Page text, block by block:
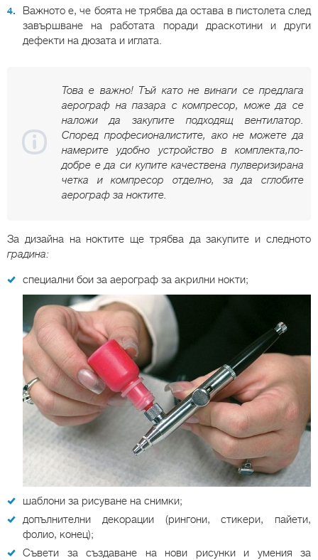
Важното е, че боята не трябва да остава в пистолета след
завършване на работата поради драскотини и други
дефекти на дюзата и иглата.
Това е важно! Тъй като не винаги се предлага
аерограф на пазара с компресор, може да се
наложи да закупите подходящ вентилатор.
Според професионалистите, ако не можете да
намерите удобно устройство в комплекта,по-
добре е да си купите качествена пулверизирана
четка и компресор отделно, за да сглобите
аерограф за ноктите.
За дизайна на ноктите ще трябва да закупите и следното
градина:
специални бои за аерограф за акрилни нокти;
шаблони за рисуване на снимки;
допълнителни декорации (рингони, стикери, пайети,
фолио, конец);
Съвети за създаване на нови рисунки и умения за